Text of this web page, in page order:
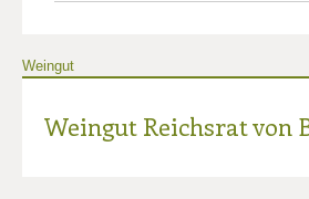
Weingut
Weingut Reichsrat von